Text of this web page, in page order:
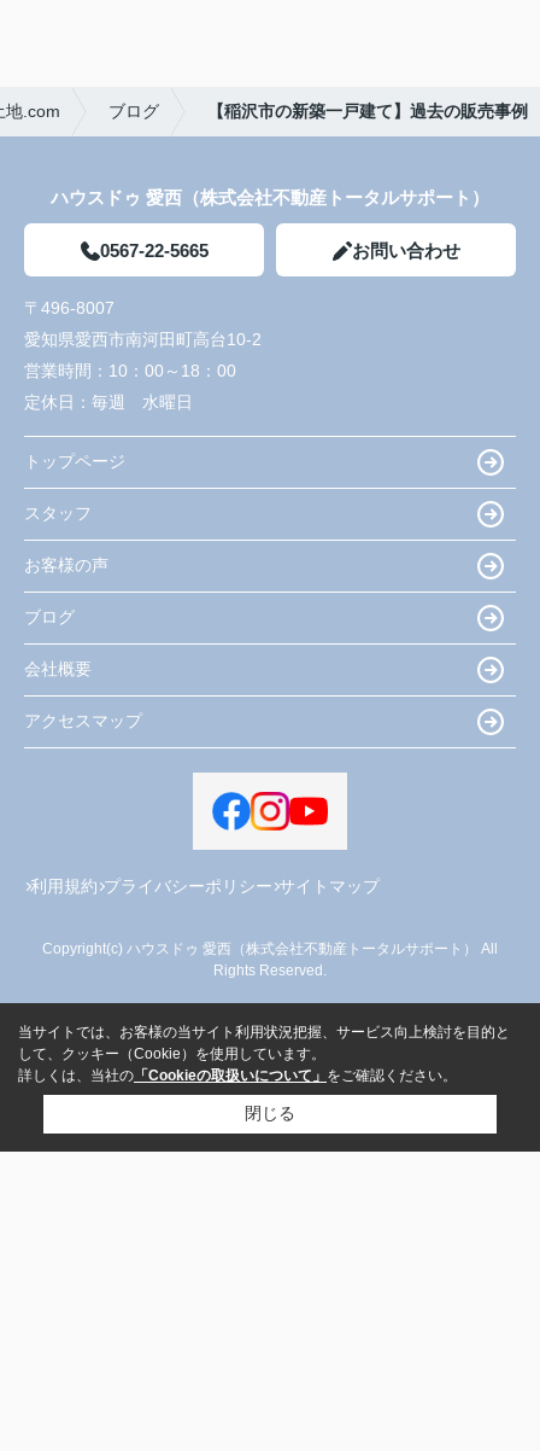
地.com ブログ 【稲沢市の新築一戸建て】過去の販売事例
ハウスドゥ 愛西（株式会社不動産トータルサポート）
0567-22-5665 お問い合わせ
〒496-8007
愛知県愛西市南河田町高台10-2
営業時間： 10：00～18：00
定休日： 毎週 水曜日
トップページ
スタッフ
お客様の声
ブログ
会社概要
アクセスマップ
利用規約 プライバシーポリシー サイトマップ
Copyright(c) ハウスドゥ 愛西（株式会社不動産トータルサポート） All
Rights Reserved.
当サイトでは、お客様の当サイト利用状況把握、サービス向上検討を目的と
して、クッキー（Cookie）を使用しています。
詳しくは、当社の 「Cookieの取扱いについて」 をご確認ください。
閉じる